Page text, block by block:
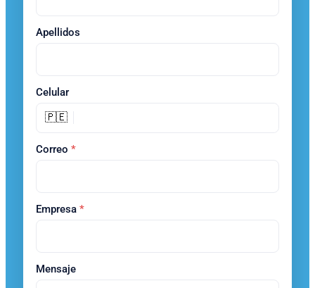
Apellidos
Celular
🇵🇪
Correo *
Empresa *
Mensaje